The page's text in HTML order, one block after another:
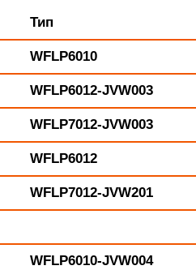
Тип
WFLP6010
WFLP6012-JVW003
WFLP7012-JVW003
WFLP6012
WFLP7012-JVW201
WFLP6010-JVW004